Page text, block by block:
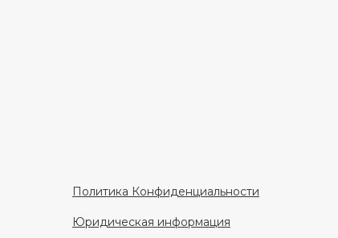
Политика Конфиденциальности
Юридическая информация